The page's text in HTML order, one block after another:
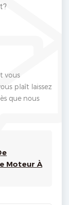
vous
plaît laissez
que nous
Moteur À